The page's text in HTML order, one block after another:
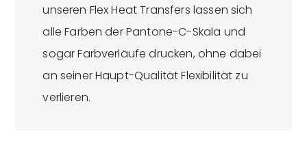
unseren Flex Heat Transfers lassen sich
alle Farben der Pantone-C-Skala und
sogar Farbverläufe drucken, ohne dabei
an seiner Haupt-Qualität Flexibilität zu
verlieren.